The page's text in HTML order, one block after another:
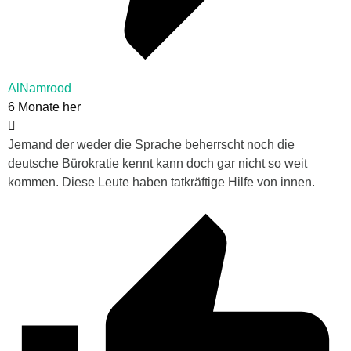
AlNamrood
6 Monate her
Jemand der weder die Sprache beherrscht noch die
deutsche Bürokratie kennt kann doch gar nicht so weit
kommen. Diese Leute haben tatkräftige Hilfe von innen.